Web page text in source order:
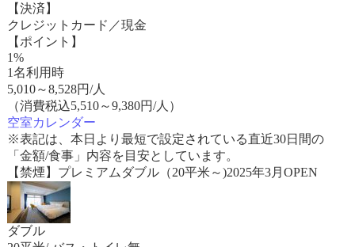
【決済】
クレジットカード／現金
【ポイント】
1%
1名利用時
5,010～8,528円/人
（消費税込5,510～9,380円/人）
空室カレンダー
※表記は、本日より最短で設定されている直近30日間の
「金額/食事」内容を目安としています。
【禁煙】プレミアムダブル（20平米～)2025年3月OPEN
ダブル